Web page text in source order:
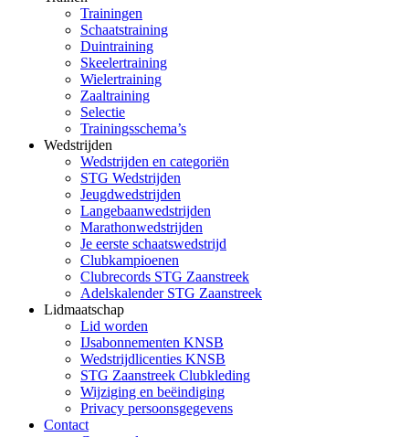
Trainingen
Schaatstraining
Duintraining
Skeelertraining
Wielertraining
Zaaltraining
Selectie
Trainingsschema’s
Wedstrijden
Wedstrijden en categoriën
STG Wedstrijden
Jeugdwedstrijden
Langebaanwedstrijden
Marathonwedstrijden
Je eerste schaatswedstrijd
Clubkampioenen
Clubrecords STG Zaanstreek
Adelskalender STG Zaanstreek
Lidmaatschap
Lid worden
IJsabonnementen KNSB
Wedstrijdlicenties KNSB
STG Zaanstreek Clubkleding
Wijziging en beëindiging
Privacy persoonsgegevens
Contact